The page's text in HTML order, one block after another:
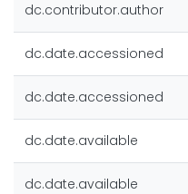
dc.contributor.author
dc.date.accessioned
dc.date.accessioned
dc.date.available
dc.date.available